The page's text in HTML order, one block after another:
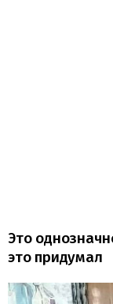
Это
это придумал